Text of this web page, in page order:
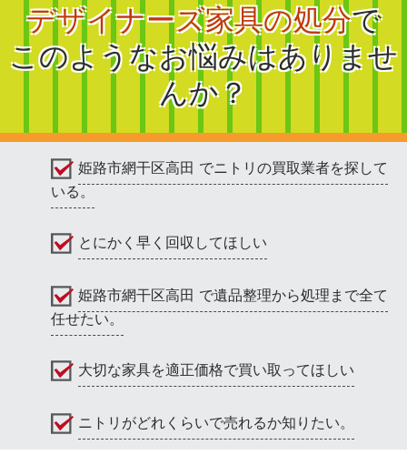
デザイナーズ家具の処分で
このようなお悩みはありませ
んか？
姫路市網干区高田 でニトリの買取業者を探して
いる。
とにかく早く回収してほしい
姫路市網干区高田 で遺品整理から処理まで全て
任せたい。
大切な家具を適正価格で買い取ってほしい
ニトリがどれくらいで売れるか知りたい。